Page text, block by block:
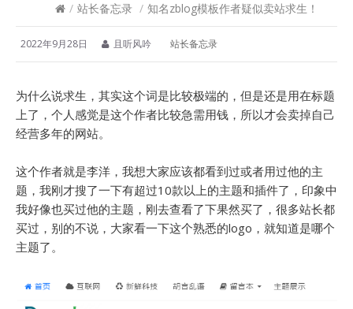
/ 站长备忘录 / 知名zblog模板作者疑似卖站求生！
2022年9月28日 且听风吟 站长备忘录
为什么说求生，其实这个词是比较极端的，但是还是用在标题
上了，个人感觉是这个作者比较急需用钱，所以才会卖掉自己
经营多年的网站。
这个作者就是李洋，我想大家应该都看到过或者用过他的主
题，我刚才搜了一下有超过10款以上的主题和插件了，印象中
我好像也买过他的主题，刚去查看了下果然买了，很多站长都
买过，别的不说，大家看一下这个熟悉的logo，就知道是哪个
主题了。